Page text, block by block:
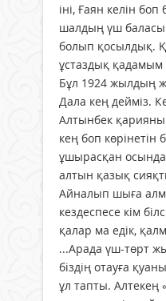
іні, Ғаян келін
шалдың үш
болып қосылдық.
ұстаздық қадамым
Бұл 1924 жылдың
Дала кең дейміз.
Алтынбек
кең боп көрінетін
ұшырасқан
алтын қазық
Айналып шыға
кездеспесе кім
қалар ма едік,
...Арада үш-төрт
біздің отауға
ұл тапты.